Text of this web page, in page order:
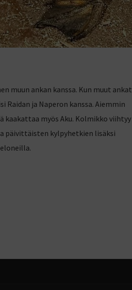
muun ankan kanssa. Kun muut ankat
ja Naperon kanssa. Aiemmin
kaakattaa myös Aku. Kolmikko viihtyy
päivittäisten kylpyhetkien lisäksi